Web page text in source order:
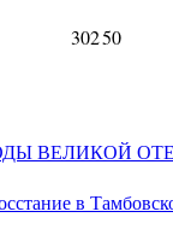
30250
ВЕЛИКОЙ
в